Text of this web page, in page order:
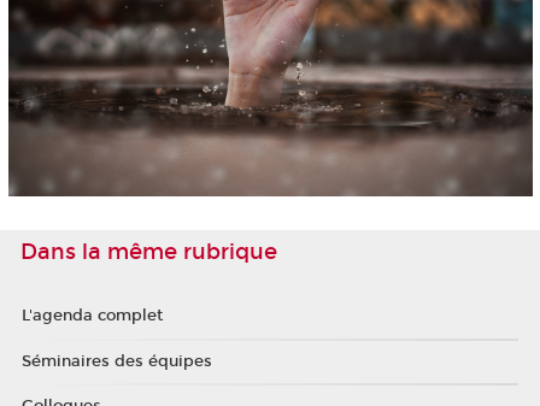
Dans la même rubrique
L'agenda complet
Séminaires des équipes